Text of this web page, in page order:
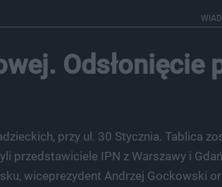
przy ul. 30 Stycznia. Tablica
IPN z Warszawy i
wiceprezydent Andrzej Gockowski